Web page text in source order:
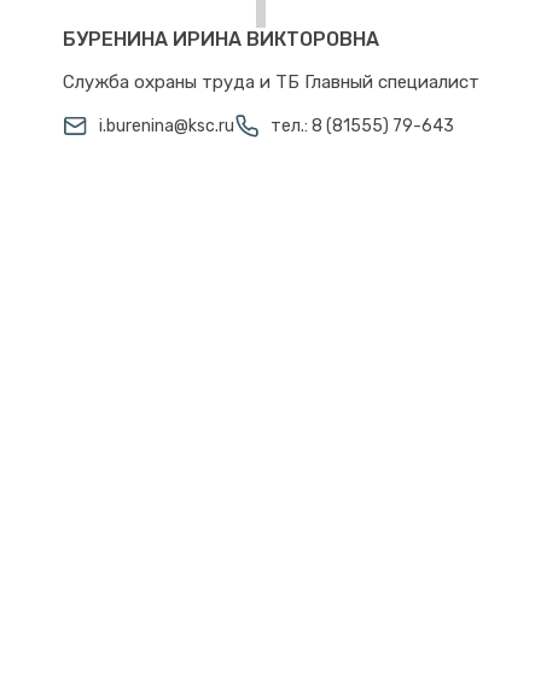
БУРЕНИНА ИРИНА ВИКТОРОВНА
Служба охраны труда и ТБ Главный специалист
i.burenina@ksc.ru тел.: 8 (81555) 79-643